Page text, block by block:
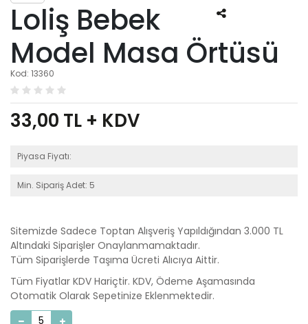
Loliş Bebek
Model Masa Örtüsü
Kod: 13360
33,00 TL + KDV
Piyasa Fiyatı:
Min. Sipariş Adet: 5
Sitemizde Sadece Toptan Alışveriş Yapıldığından 3.000 TL
Altındaki Siparişler Onaylanmamaktadır.
Tüm Siparişlerde Taşıma Ücreti Alıcıya Aittir.
Tüm Fiyatlar KDV Hariçtir. KDV, Ödeme Aşamasında
Otomatik Olarak Sepetinize Eklenmektedir.